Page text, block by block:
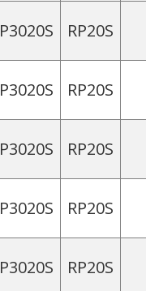
P3020S RP20S
P3020S RP20S
P3020S RP20S
P3020S RP20S
P3020S RP20S